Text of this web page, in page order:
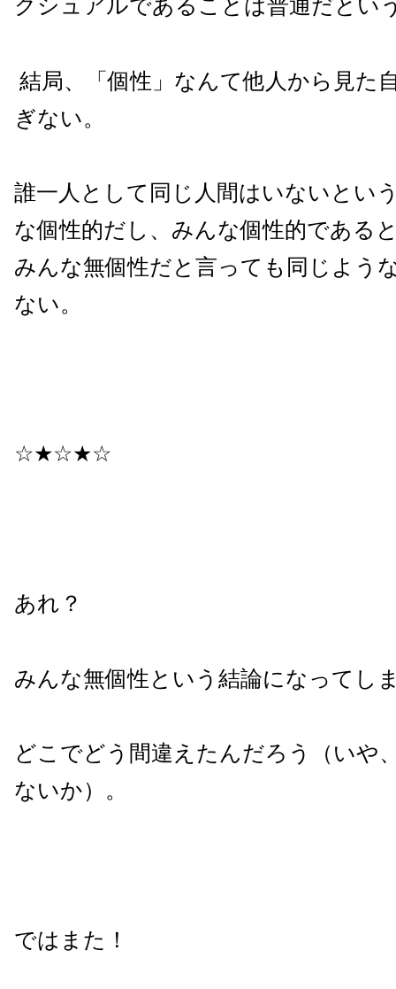
クシュアルであることは普通だとい
結局、「個性」なんて他人から見た
ぎない。
誰一人として同じ人間はいないとい
な個性的だし、みんな個性的である
みんな無個性だと言っても同じよう
ない。
☆★☆★☆
あれ？
みんな無個性という結論になってし
どこでどう間違えたんだろう（いや
ないか）。
ではまた！